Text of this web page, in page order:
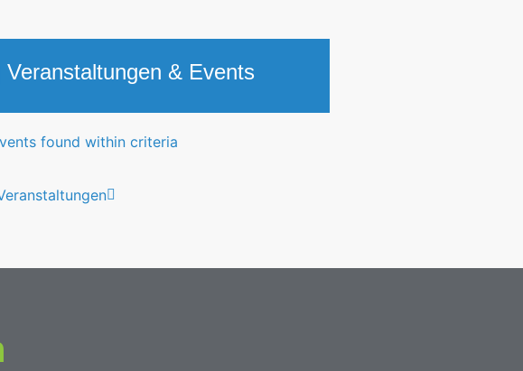
Veranstaltungen & Events
found within criteria